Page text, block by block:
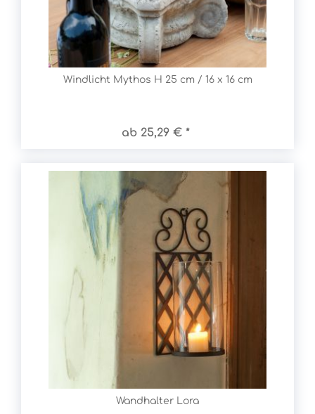
Windlicht Mythos H 25 cm / 16 x 16 cm
ab 25,29 € *
Wandhalter Lora